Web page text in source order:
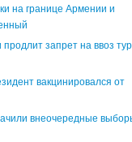
на границе Армении и
запрет на ввоз
вакцинировался от
внеочередные